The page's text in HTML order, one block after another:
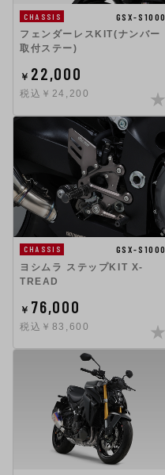
CHASSIS
GSX-S1000
フェンダーレスKIT(ナンバー
取付ステー)
￥ 22,000
税込￥24,200
CHASSIS
GSX-S1000
ヨシムラ ステップKIT X-
TREAD
￥ 76,000
税込￥83,600